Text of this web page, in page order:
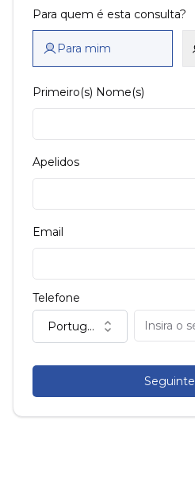
Para quem é esta consulta?
Para mim
Primeiro(s) Nome(s)
Apelidos
Email
Telefone
Portugal (+351)
Seguinte